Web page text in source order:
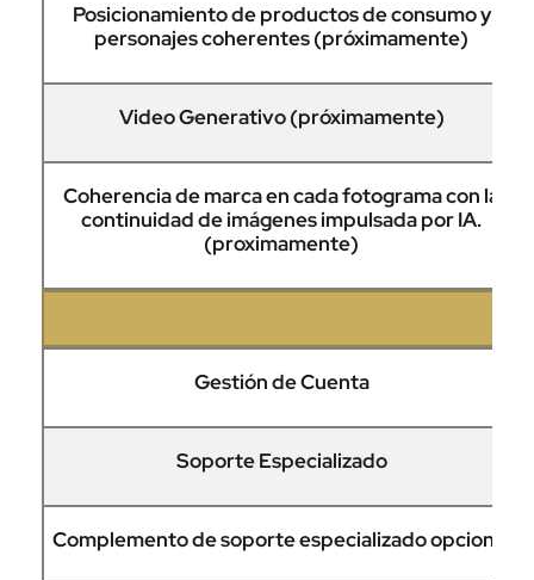
Posicionamiento de productos de consumo y
personajes coherentes (próximamente)
Video Generativo (próximamente)
Coherencia de marca en cada fotograma con la
continuidad de imágenes impulsada por IA.
(proximamente)
Gestión de Cuenta
Soporte Especializado
Complemento de soporte especializado opcional